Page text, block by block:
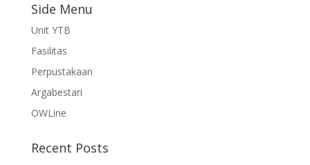
Side Menu
Unit YTB
Fasilitas
Perpustakaan
Argabestari
OWLine
Recent Posts